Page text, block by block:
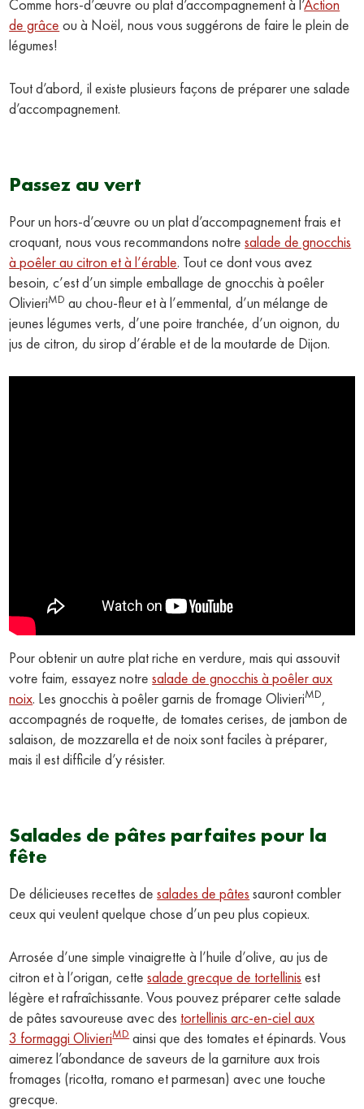
Comme hors-d’œuvre ou plat d’accompagnement à l’Action
de grâce ou à Noël, nous vous suggérons de faire le plein de
légumes!
Tout d’abord, il existe plusieurs façons de préparer une salade
d’accompagnement.
Passez au vert
Pour un hors-d’œuvre ou un plat d’accompagnement frais et
croquant, nous vous recommandons notresalade de gnocchis
à poêler au citron et à l’érable. Tout ce dont vous avez
besoin, c’est d’un simple emballage de gnocchis à poêler
OlivieriMD au chou-fleur et à l’emmental, d’un mélange de
jeunes légumes verts, d’une poire tranchée, d’un oignon, du
jus de citron, du sirop d’érable et de la moutarde de Dijon.
Pour obtenir un autre plat riche en verdure, mais qui assouvit
votre faim, essayez notresalade de gnocchis à poêler aux
noix. Les gnocchis à poêler garnis de fromage OlivieriMD,
accompagnés de roquette, de tomates cerises, de jambon de
salaison, de mozzarella et de noix sont faciles à préparer,
mais il est difficile d’y résister.
Salades de pâtes parfaites pour la
fête
De délicieuses recettes desalades de pâtes sauront combler
ceux qui veulent quelque chose d’un peu plus copieux.
Arrosée d’une simple vinaigrette à l’huile d’olive, au jus de
citron et à l’origan, cettesalade grecque de tortellinis est
légère et rafraîchissante. Vous pouvez préparer cette salade
de pâtes savoureuse avec des tortellinis arc-en-ciel aux
3 formaggi OlivieriMDainsi que des tomates et épinards. Vous
aimerez l’abondance de saveurs de la garniture aux trois
fromages (ricotta, romano et parmesan) avec une touche
grecque.